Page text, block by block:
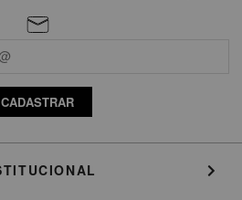
CADASTRAR